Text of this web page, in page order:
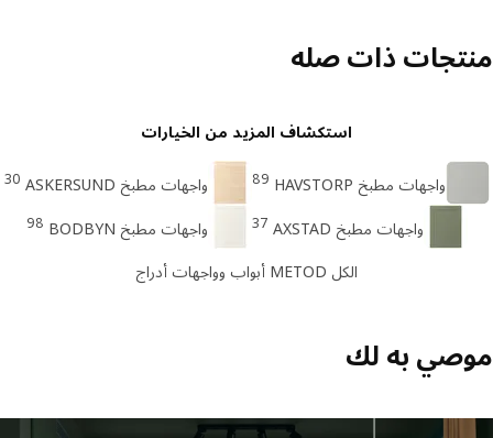
ذات صله
استكشاف المزيد من الخيارات
واجهات مطبخ HAVSTORP 89 واجهات مطبخ ASKERSUND 30
واجهات مطبخ AXSTAD 37 واجهات مطبخ BODBYN 98
الكل METOD أبواب وواجهات أدراج
به لك